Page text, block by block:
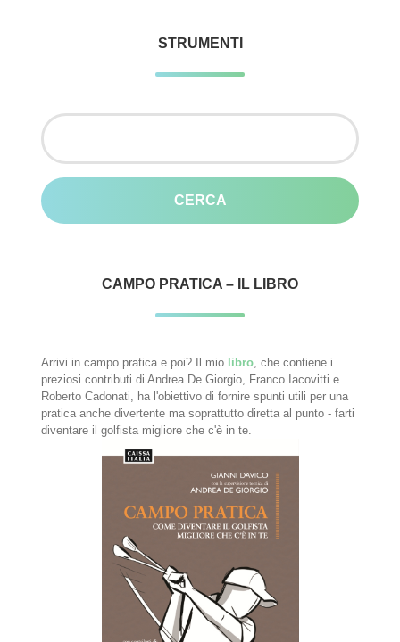
STRUMENTI
Ricerca
CAMPO PRATICA – IL LIBRO
Arrivi in campo pratica e poi? Il mio libro , che contiene i
preziosi contributi di Andrea De Giorgio, Franco Iacovitti e
Roberto Cadonati, ha l'obiettivo di fornire spunti utili per una
pratica anche divertente ma soprattutto diretta al punto - farti
diventare il golfista migliore che c'è in te.